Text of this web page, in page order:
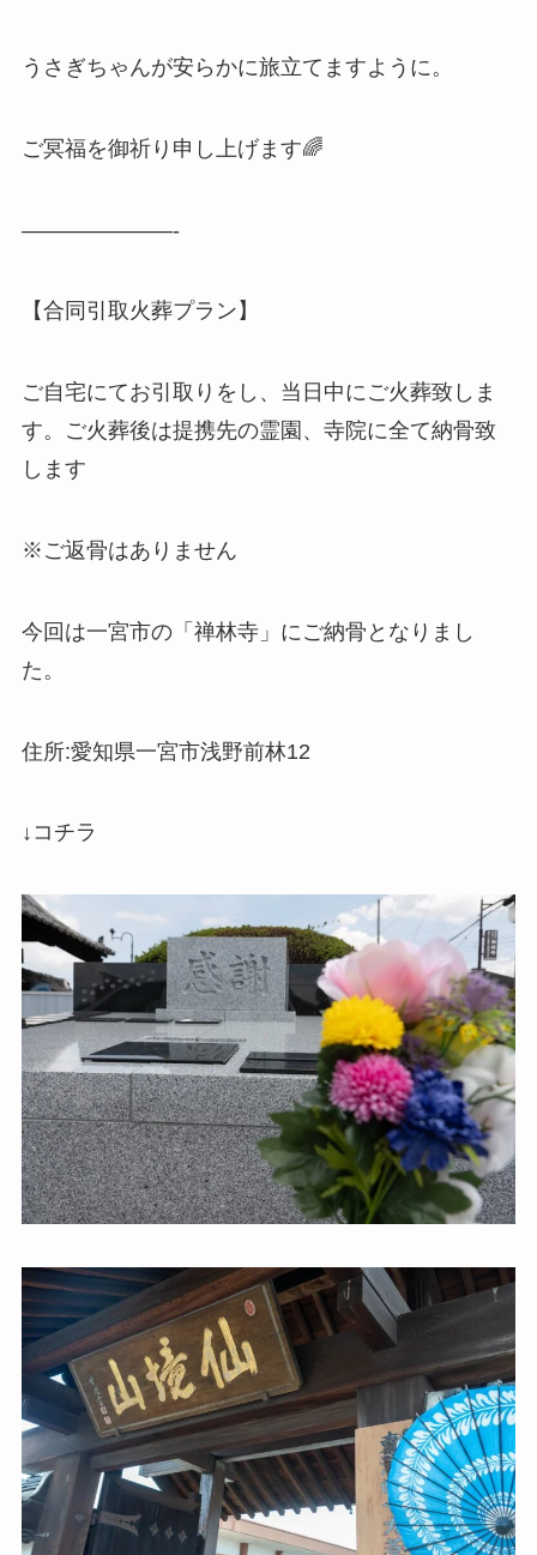
うさぎちゃんが安らかに旅立てますように。
ご冥福を御祈り申し上げます🌈
———————-
【合同引取火葬プラン】
ご自宅にてお引取りをし、当日中にご火葬致しま
す。ご火葬後は提携先の霊園、寺院に全て納骨致
します
※ご返骨はありません
今回は一宮市の「禅林寺」にご納骨となりまし
た。
住所:愛知県一宮市浅野前林12
↓コチラ